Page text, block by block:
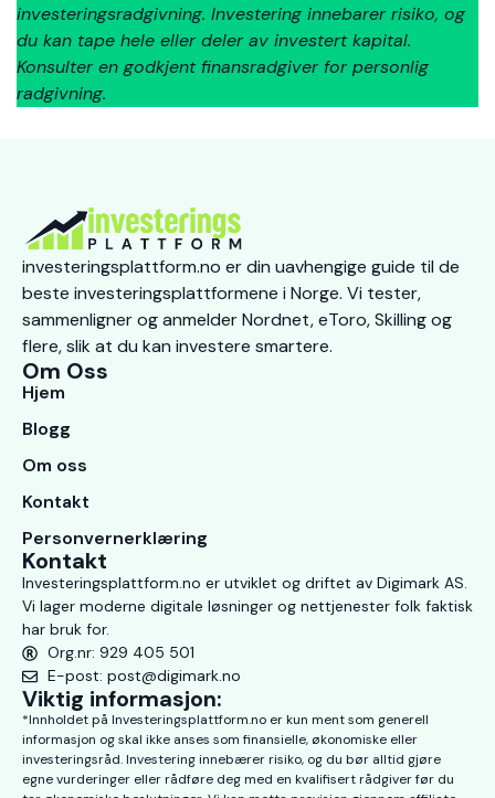
investeringsradgivning. Investering innebarer risiko, og
du kan tape hele eller deler av investert kapital.
Konsulter en godkjent finansradgiver for personlig
radgivning.
investeringsplattform.no er din uavhengige guide til de
beste investeringsplattformene i Norge. Vi tester,
sammenligner og anmelder Nordnet, eToro, Skilling og
flere, slik at du kan investere smartere.
Om Oss
Hjem
Blogg
Om oss
Kontakt
Personvernerklæring
Kontakt
Investeringsplattform.no er utviklet og driftet av Digimark AS.
Vi lager moderne digitale løsninger og nettjenester folk faktisk
har bruk for.
Org.nr: 929 405 501
E-post: post@digimark.no
Viktig informasjon:
*Innholdet på Investeringsplattform.no er kun ment som generell
informasjon og skal ikke anses som finansielle, økonomiske eller
investeringsråd. Investering innebærer risiko, og du bør alltid gjøre
egne vurderinger eller rådføre deg med en kvalifisert rådgiver før du